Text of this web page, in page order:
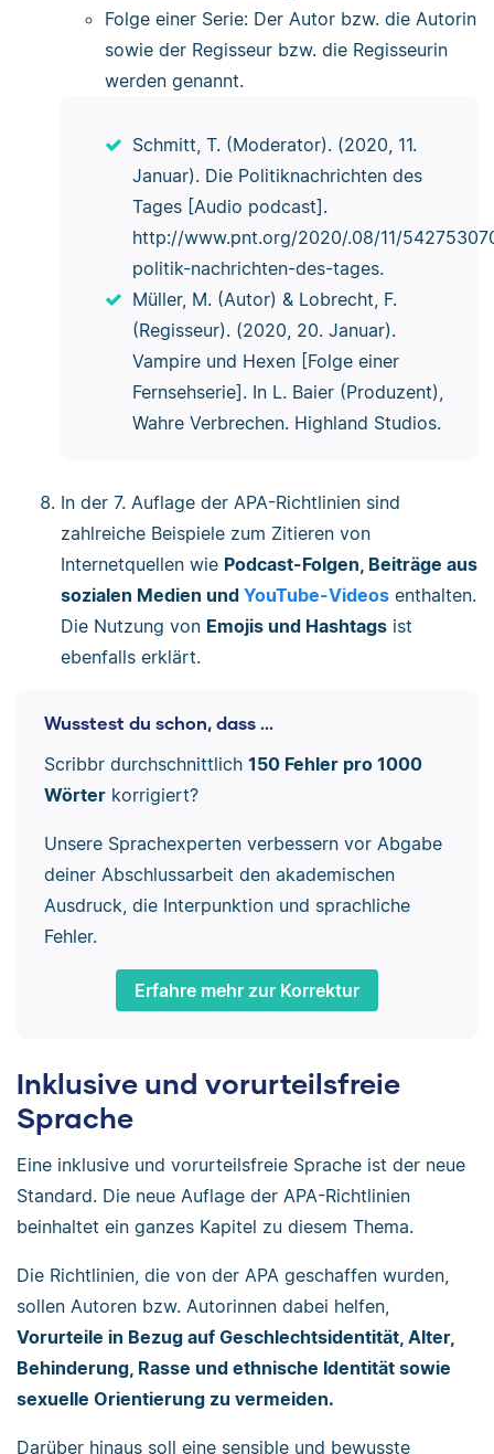
Folge einer Serie: Der Autor bzw. die Autorin
sowie der Regisseur bzw. die Regisseurin
werden genannt.
Schmitt, T. (Moderator). (2020, 11.
Januar). Die Politiknachrichten des
Tages [Audio podcast].
http://www.pnt.org/2020/.08/11/
politik-nachrichten-des-tages.
Müller, M. (Autor) & Lobrecht, F.
(Regisseur). (2020, 20. Januar).
Vampire und Hexen [Folge einer
Fernsehserie]. In L. Baier (Produzent),
Wahre Verbrechen. Highland Studios.
In der 7. Auflage der APA-Richtlinien sind
zahlreiche Beispiele zum Zitieren von
Internetquellen wie Podcast-Folgen, Beiträge aus
sozialen Medien und YouTube-Videos enthalten.
Die Nutzung von Emojis und Hashtags ist
ebenfalls erklärt.
Wusstest du schon, dass ...
Scribbr durchschnittlich 150 Fehler pro 1000
Wörterkorrigiert?
Unsere Sprachexperten verbessern vor Abgabe
deiner Abschlussarbeit den akademischen
Ausdruck, die Interpunktion und sprachliche
Fehler.
Erfahre mehr zur Korrektur
Inklusive und vorurteilsfreie
Sprache
Eine inklusive und vorurteilsfreie Sprache ist der neue
Standard. Die neue Auflage der APA-Richtlinien
beinhaltet ein ganzes Kapitel zu diesem Thema.
Die Richtlinien, die von der APA geschaffen wurden,
sollen Autoren bzw. Autorinnen dabei helfen,
Vorurteile in Bezug auf Geschlechtsidentität, Alter,
Behinderung, Rasse und ethnische Identität sowie
sexuelle Orientierung zu vermeiden.
Darüber hinaus soll eine sensible und bewusste